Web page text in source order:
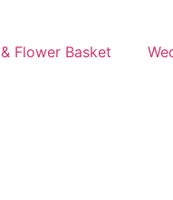
Flower Basket